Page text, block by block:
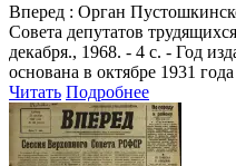
Вперед : Орган
Совета депутатов
декабря., 1968. - 4 с. - Год
основана в октябре 1931 года
Читать Подробнее